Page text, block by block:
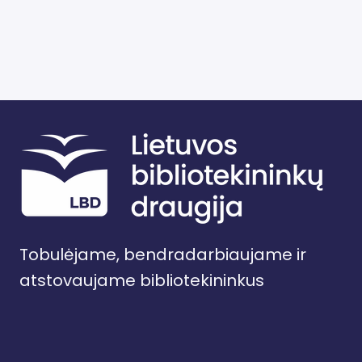
Tobulėjame, bendradarbiaujame ir
atstovaujame bibliotekininkus